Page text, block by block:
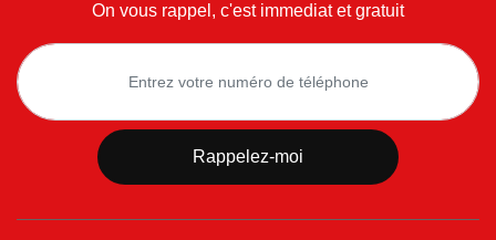
On vous rappel, c'est immediat et gratuit